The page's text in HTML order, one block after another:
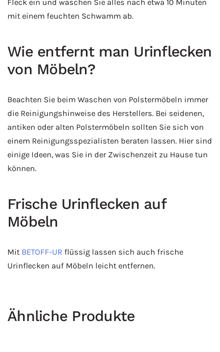
Fleck ein und waschen Sie alles nach etwa 10 Minuten
mit einem feuchten Schwamm ab.
Wie entfernt man Urinflecken
von Möbeln?
Beachten Sie beim Waschen von Polstermöbeln immer
die Reinigungshinweise des Herstellers. Bei seidenen,
antiken oder alten Polstermöbeln sollten Sie sich von
einem Reinigungsspezialisten beraten lassen. Hier sind
einige Ideen, was Sie in der Zwischenzeit zu Hause tun
können.
Frische Urinflecken auf
Möbeln
Mit BETOFF-UR flüssig lassen sich auch frische
Urinflecken auf Möbeln leicht entfernen.
Ähnliche Produkte